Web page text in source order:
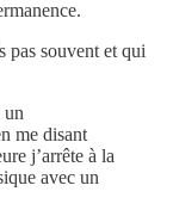
pas souvent et qui
un
me disant
j’arrête à la
avec un